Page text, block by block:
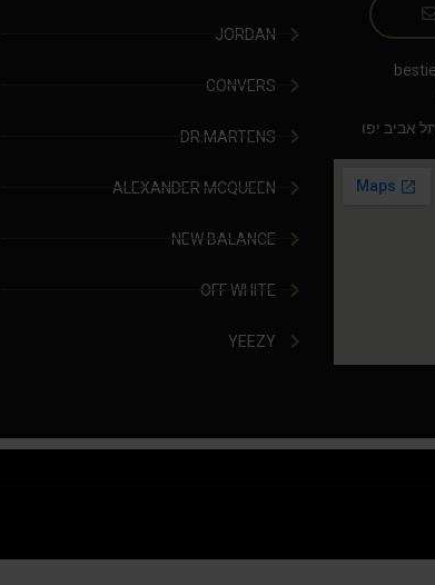
JORDAN
CONVERS
DR.MARTENS
ALEXANDER MCQUEEN
NEW BALANCE
OFF WHITE
YEEZY